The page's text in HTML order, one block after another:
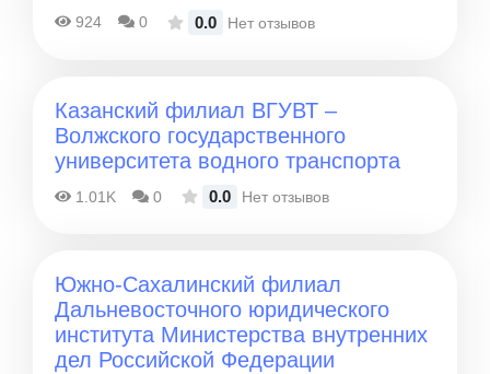
924 0 0.0 Нет отзывов
Казанский филиал ВГУВТ –
Волжского государственного
университета водного транспорта
1.01K 0 0.0 Нет отзывов
Южно-Сахалинский филиал
Дальневосточного юридического
института Министерства внутренних
дел Российской Федерации